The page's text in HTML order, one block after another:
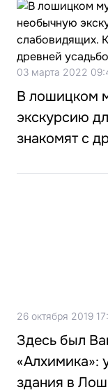
03 марта 2022
В лошицком
экскурсию
знакомят с
26 октября 2019
Здесь был
«Алхимика»:
здания в